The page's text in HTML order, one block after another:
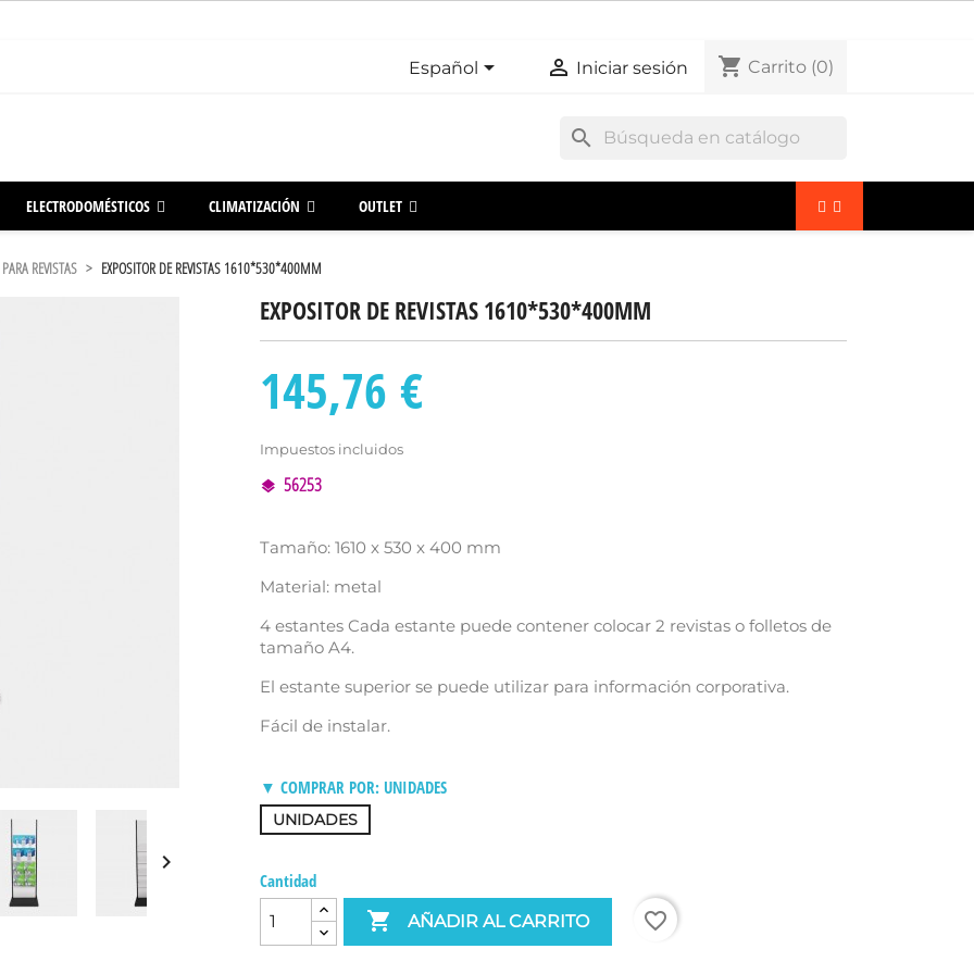
Español  Iniciar sesión shopping_cart Carrito (0)
search
ELECTRODOMÉSTICOS CLIMATIZACIÓN OUTLET
REVISTAS EXPOSITOR DE REVISTAS 1610*530*400MM

EXPOSITOR DE REVISTAS 1610*530*400MM
145,76 €
Impuestos incluidos
56253
Tamaño: 1610 x 530 x 400 mm
Material: metal
4 estantes Cada estante puede contener colocar 2 revistas o folletos de
tamaño A4.
El estante superior se puede utilizar para información corporativa.
Fácil de instalar.
▼ COMPRAR POR: UNIDADES
UNIDADES
Cantidad
 AÑADIR AL CARRITO favorite_border